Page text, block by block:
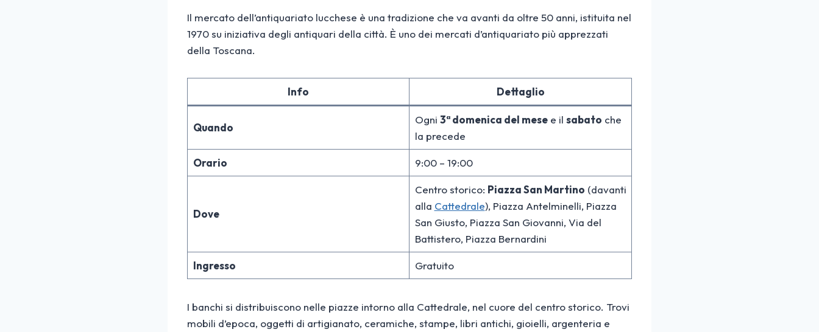
Il mercato dell’antiquariato lucchese è una tradizione che va avanti da oltre 50 anni, istituita nel
1970 su iniziativa degli antiquari della città. È uno dei mercati d’antiquariato più apprezzati
della Toscana.
Info Dettaglio
Quando
Ogni 3ª domenica del mesee il sabato che
la precede
Orario 9:00 – 19:00
Dove
Centro storico: Piazza San Martino (davanti
alla Cattedrale), Piazza Antelminelli, Piazza
San Giusto, Piazza San Giovanni, Via del
Battistero, Piazza Bernardini
Ingresso Gratuito
I banchi si distribuiscono nelle piazze intorno alla Cattedrale, nel cuore del centro storico. Trovi
mobili d’epoca, oggetti di artigianato, ceramiche, stampe, libri antichi, gioielli, argenteria e